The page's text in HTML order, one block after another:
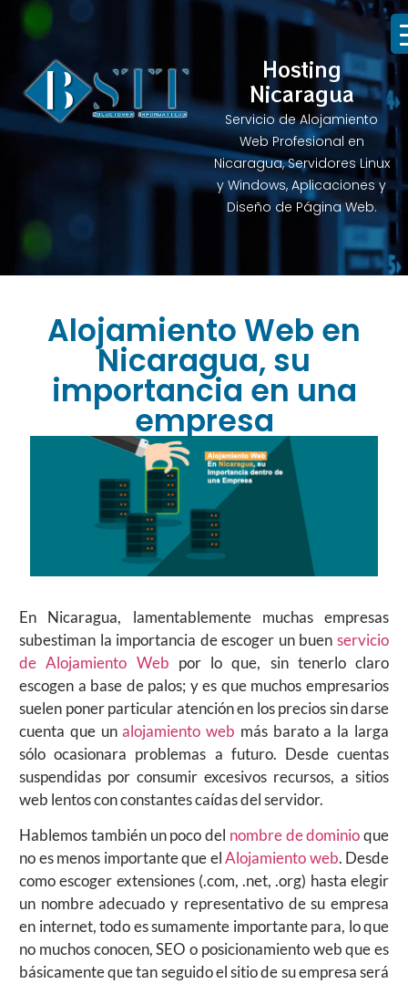
Hosting
Nicaragua
Servicio de Alojamiento
Web Profesional en
Nicaragua, Servidores Linux
y Windows, Aplicaciones y
Diseño de Página Web.
Alojamiento Web en
Nicaragua, su
importancia en una
empresa
En Nicaragua, lamentablemente muchas empresas
subestiman la importancia de escoger un buen servicio
de Alojamiento Web por lo que, sin tenerlo claro
escogen a base de palos; y es que muchos empresarios
suelen poner particular atención en los precios sin darse
cuenta que unalojamiento web más barato a la larga
sólo ocasionara problemas a futuro. Desde cuentas
suspendidas por consumir excesivos recursos, a sitios
web lentos con constantes caídas del servidor.
Hablemos también un poco del nombre de dominioque
no es menos importante que elAlojamiento web. Desde
como escoger extensiones (.com, .net, .org) hasta elegir
un nombre adecuado y representativo de su empresa
en internet, todo es sumamente importante para, lo que
no muchos conocen, SEO o posicionamiento web que es
básicamente que tan seguido el sitio de su empresa será